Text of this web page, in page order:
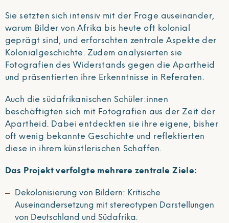
Sie setzten sich intensiv mit der Frage auseinander,
warum Bilder von Afrika bis heute oft kolonial
geprägt sind, und erforschten zentrale Aspekte der
Kolonialgeschichte. Zudem analysierten sie
Fotografien des Widerstands gegen die Apartheid
und präsentierten ihre Erkenntnisse in Referaten.
Auch die südafrikanischen Schüler:innen
beschäftigten sich mit Fotografien aus der Zeit der
Apartheid. Dabei entdeckten sie ihre eigene, bisher
oft wenig bekannte Geschichte und reflektierten
diese in ihrem künstlerischen Schaffen.
Das Projekt verfolgte mehrere zentrale Ziele:
Dekolonisierung von Bildern: Kritische
Auseinandersetzung mit stereotypen Darstellungen
von Deutschland und Südafrika.